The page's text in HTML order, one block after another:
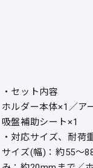
・セット内容
ホルダー本体×1／ア
吸盤補助シート×1
・対応サイズ、耐荷
サイズ(幅)：約55〜